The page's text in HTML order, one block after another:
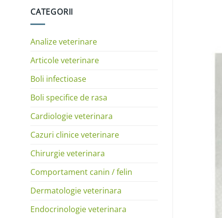
CATEGORII
Analize veterinare
Articole veterinare
Boli infectioase
Boli specifice de rasa
Cardiologie veterinara
Cazuri clinice veterinare
Chirurgie veterinara
Comportament canin / felin
Dermatologie veterinara
Endocrinologie veterinara